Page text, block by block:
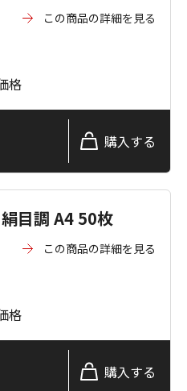
この商品の詳細を見る
格
購入する
目調 A4 50枚
この商品の詳細を見る
格
購入する